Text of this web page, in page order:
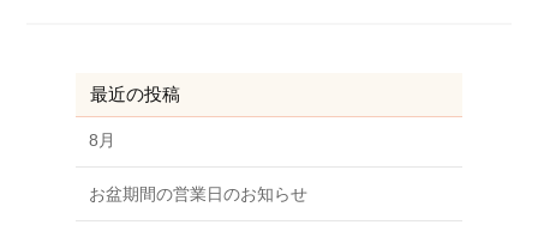
最近の投稿
8月
お盆期間の営業日のお知らせ